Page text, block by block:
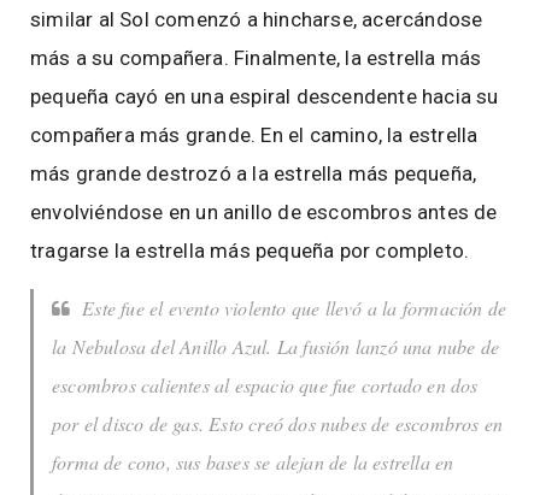
similar al Sol comenzó a hincharse, acercándose
más a su compañera. Finalmente, la estrella más
pequeña cayó en una espiral descendente hacia su
compañera más grande. En el camino, la estrella
más grande destrozó a la estrella más pequeña,
envolviéndose en un anillo de escombros antes de
tragarse la estrella más pequeña por completo.
Este fue el evento violento que llevó a la formación de
la Nebulosa del Anillo Azul. La fusión lanzó una nube de
escombros calientes al espacio que fue cortado en dos
por el disco de gas. Esto creó dos nubes de escombros en
forma de cono, sus bases se alejan de la estrella en